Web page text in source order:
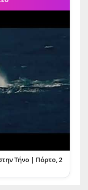
Τήνο | Πόρτο, 2